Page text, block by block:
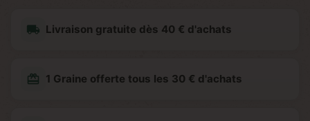
local_shipping Livraison gratuite dès 40 € d'achats
redeem 1 Graine offerte tous les 30 € d'achats